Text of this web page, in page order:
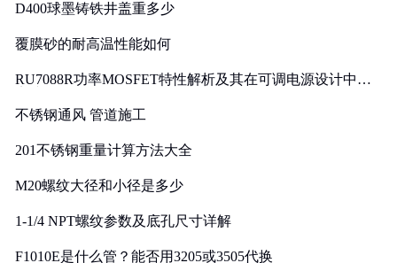
D400球墨铸铁井盖重多少
覆膜砂的耐高温性能如何
RU7088R功率MOSFET特性解析及其在可调电源设计中的
不锈钢通风 管道施工
201不锈钢重量计算方法大全
M20螺纹大径和小径是多少
1-1/4 NPT螺纹参数及底孔尺寸详解
F1010E是什么管？能否用3205或3505代换